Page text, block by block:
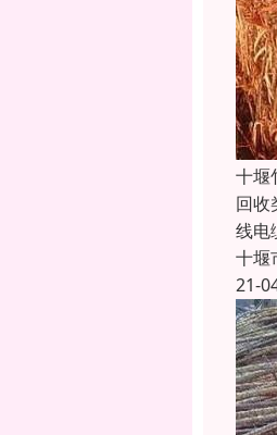
十堰
回收
线电
十堰
21-